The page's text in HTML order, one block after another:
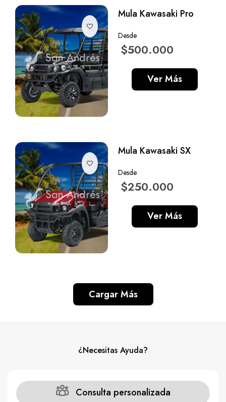
Mula Kawasaki Pro
Desde
$500.000
Ver Más
Mula Kawasaki SX
Desde
$250.000
Ver Más
Cargar Más
¿Necesitas Ayuda?
Consulta personalizada